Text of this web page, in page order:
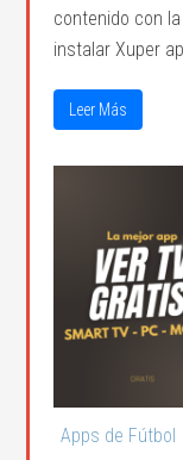
contenido con
instalar Xuper
Leer Más
Apps de Fútbol